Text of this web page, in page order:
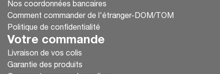
Nos coordonnées bancaires
Comment commander de l'étranger-DOM/TOM
Politique de confidentialité
Votre commande
Livraison de vos colis
Garantie des produits